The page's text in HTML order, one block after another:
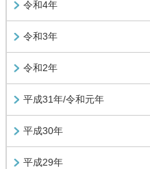
令和4年
令和3年
令和2年
平成31年/令和元年
平成30年
平成29年